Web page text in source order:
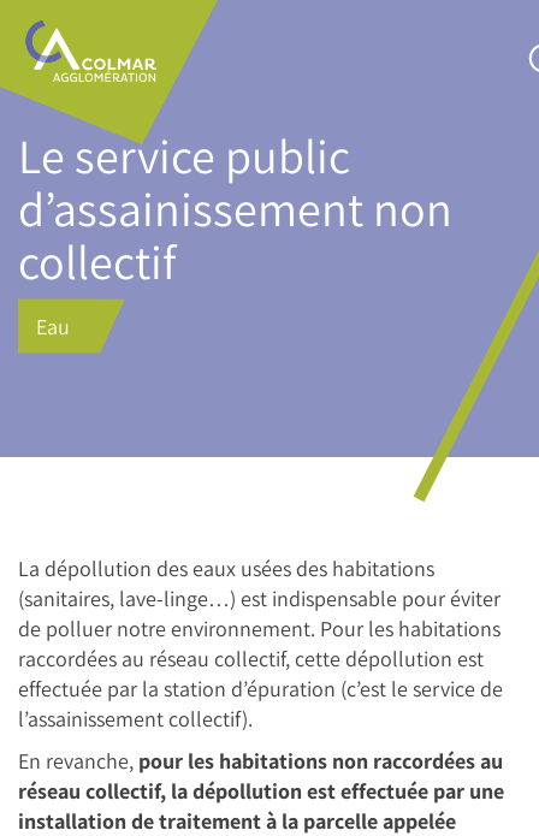
Aller
contenu
principal
Main
navigation
Le service public
d’assainissement non
collectif
Eau
La dépollution des eaux usées des habitations
(sanitaires, lave-linge…) est indispensable pour éviter
de polluer notre environnement. Pour les habitations
raccordées au réseau collectif, cette dépollution est
effectuée par la station d’épuration (c’est le service de
l’assainissement collectif).
En revanche, pour les habitations non raccordées au
réseau collectif, la dépollution est effectuée par une
installation de traitement à la parcelle appelée